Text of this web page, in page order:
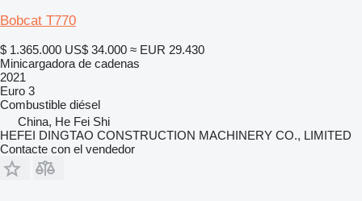
Bobcat T770
$ 1.365.000 US$ 34.000 ≈ EUR 29.430
Minicargadora de cadenas
2021
Euro 3
Combustible diésel
China, He Fei Shi
HEFEI DINGTAO CONSTRUCTION MACHINERY CO., LIMITED
Contacte con el vendedor